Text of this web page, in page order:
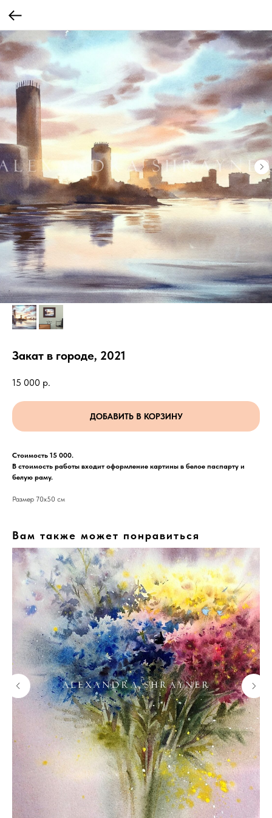
Закат в городе, 2021
15 000 р.
ДОБАВИТЬ В КОРЗИНУ
Стоимость 15 000.
В стоимость работы входит оформление картины в белое паспарту и
белую раму.
Размер 70х50 см
Вам также может понравиться